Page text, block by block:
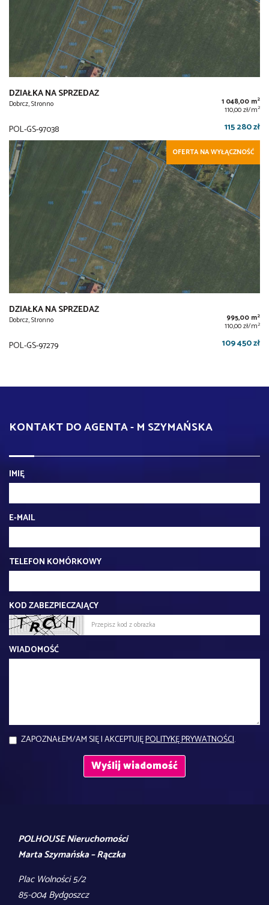
DZIAŁKA NA SPRZEDAŻ
Dobrcz, Stronno 1 048,00 m2
110,00 zł/m2
POL-GS-97038 115 280 zł
OFERTA NA WYŁĄCZNOŚĆ
DZIAŁKA NA SPRZEDAŻ
Dobrcz, Stronno 995,00 m2
110,00 zł/m2
POL-GS-97279 109 450 zł
KONTAKT DO AGENTA - M SZYMAŃSKA
IMIĘ
E-MAIL
TELEFON KOMÓRKOWY
KOD ZABEZPIECZAJĄCY
WIADOMOŚĆ
ZAPOZNAŁEM/AM SIĘ I AKCEPTUJĘPOLITYKĘ PRYWATNOŚCI.
POLHOUSE Nieruchomości
Marta Szymańska – Rączka
Plac Wolności 5/2
85-004 Bydgoszcz